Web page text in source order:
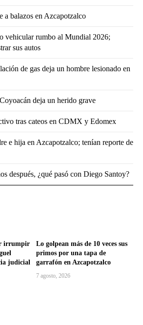
irrumpir
judicial
Lo golpean más de 10 veces sus
primos por una tapa de
garrafón en Azcapotzalco
7 agosto, 2026
a balazos en Azcapotzalco
vehicular rumbo al Mundial 2026;
sus autos
de gas deja un hombre lesionado en
deja un herido grave
tras cateos en CDMX y Edomex
e hija en Azcapotzalco; tenían reporte de
después, ¿qué pasó con Diego Santoy?